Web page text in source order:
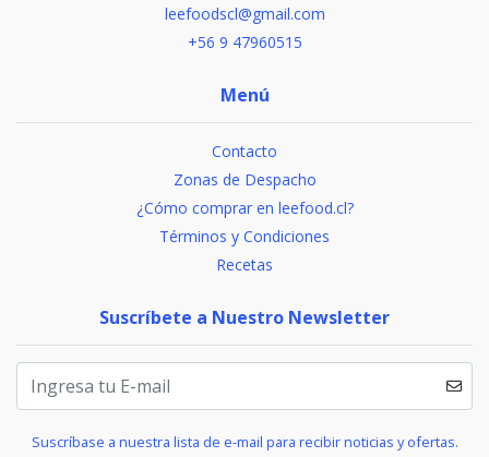
leefoodscl@gmail.com
+56 9 47960515
Menú
Contacto
Zonas de Despacho
¿Cómo comprar en leefood.cl?
Términos y Condiciones
Recetas
Suscríbete a Nuestro Newsletter
Suscríbase a nuestra lista de e-mail para recibir noticias y ofertas.